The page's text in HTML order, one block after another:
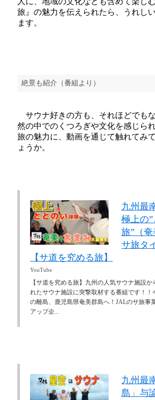
旅』の魅力を伝えられたら、うれし
ます。
絶景も紹介（番組より）
サウナ好きの方も、それほどでも
然の中でのくつろぎや文化を感じら
旅の魅力に、動画を通じて触れてみ
ょうか。
九州最
極上の
旅”（
サ旅タ
【サ道を究める旅】
YouTube
【サ道を究める旅】九州の人気サウナ施設
れたサウナ施設に突撃取材する番組です！！
の離島、鹿児島県奄美群島へ！JALのサ旅事
アップ企...
九州最
島」与